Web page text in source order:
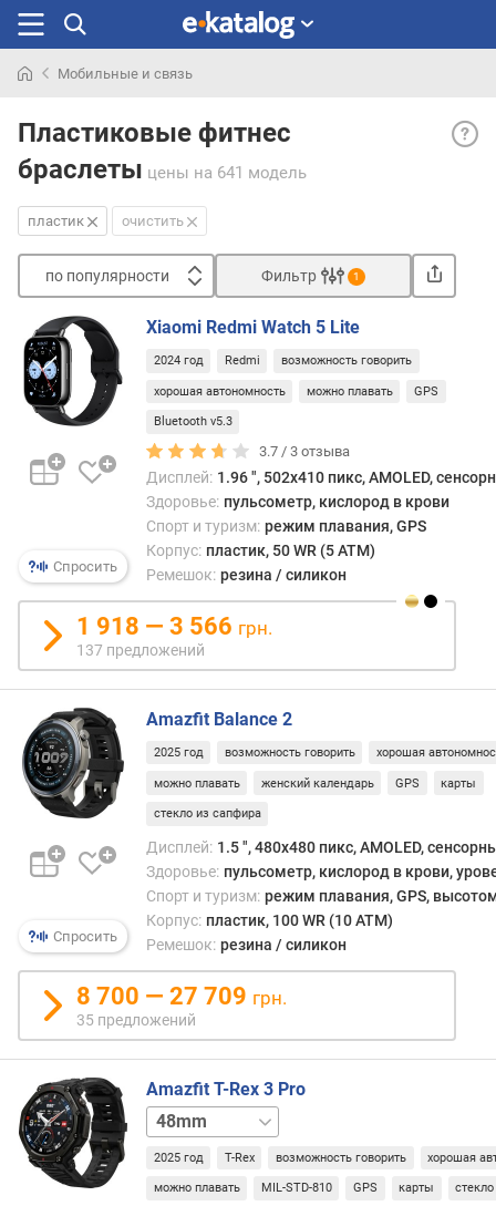
раньше
Мобильные и связь
Пластиковые фитнес
браслеты цены на 641 модель
часов
это
в
вот
могут
пластик очистить
по популярности
п
о
п
о
у
л
о
с
т
и
о
т
д
е
ш
е
ы
х
о
р
о
г
и
м
о
т
д
о
Фильтр 1
Спросить
Xiaomi Redmi Watch 5 Lite
2024 год Redmi возможность говорить
хорошая автономность можно плавать GPS
Bluetooth v5.3
3.7 /3 отзыва
Дисплей: 1.96 ", 502x410 пикс, AMOLED,
Здоровье: пульсометр, кислород в крови
Спорт и туризм: режим плавания, GPS
Корпус: пластик, 50 WR (5 ATM)
Ремешок: резина / силикон
1 918 — 3 566 грн.
137 предложений
Спросить
Amazfit Balance 2
2025 год возможность говорить хорошая
можно плавать женский календарь GPS карты
стекло из сапфира
Дисплей: 1.5 ", 480x480 пикс, AMOLED,
Здоровье: пульсометр, кислород в крови,
Спорт и туризм: режим плавания, GPS,
Корпус: пластик, 100 WR (10 ATM)
Ремешок: резина / силикон
8 700 — 27 709 грн.
35 предложений
Amazfit T-Rex 3 Pro
44mm
2025 год T-Rex возможность говорить хорошая
можно плавать MIL-STD-810 GPS карты